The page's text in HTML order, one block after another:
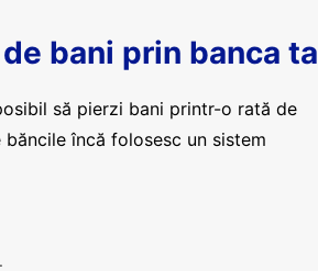
bani prin banca ta
să pierzi bani printr-o rată de
încă folosesc un sistem